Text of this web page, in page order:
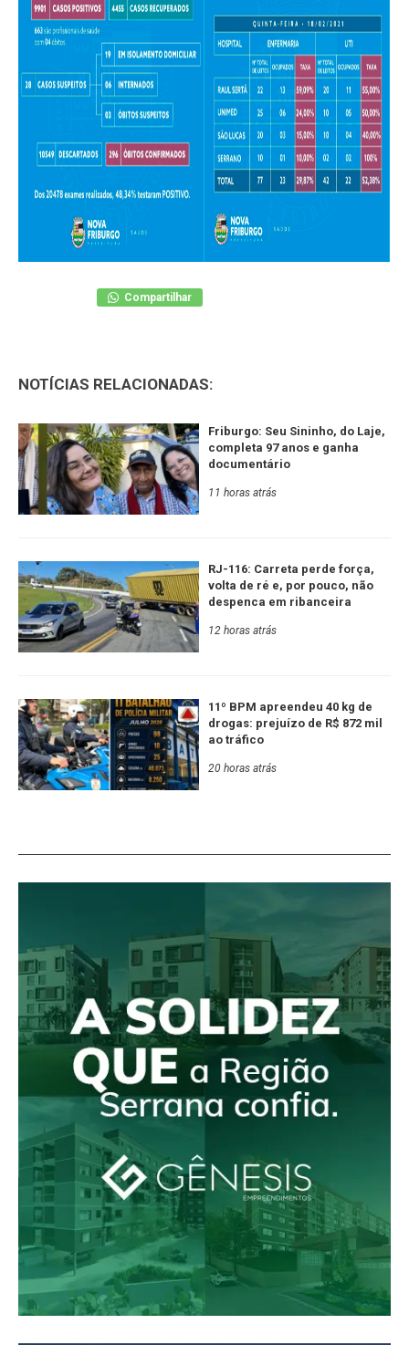
Compartilhar
NOTÍCIAS RELACIONADAS:
Friburgo: Seu Sininho, do Laje,
completa 97 anos e ganha
documentário
11 horas atrás
RJ-116: Carreta perde força,
volta de ré e, por pouco, não
despenca em ribanceira
12 horas atrás
11º BPM apreendeu 40 kg de
drogas: prejuízo de R$ 872 mil
ao tráfico
20 horas atrás